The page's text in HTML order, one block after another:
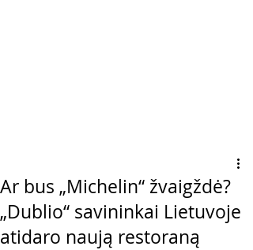
Ar bus „Michelin“ žvaigždė?
„Dublio“ savininkai Lietuvoje
atidaro naują restoraną